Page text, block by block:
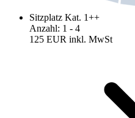
Sitzplatz Kat. 1++
Anzahl: 1 - 4
125 EUR inkl. MwSt